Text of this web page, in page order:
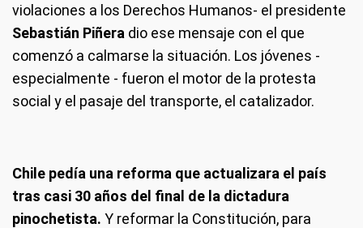
violaciones a los Derechos Humanos- el presidente
Sebastián Piñera dio ese mensaje con el que
comenzó a calmarse la situación. Los jóvenes -
especialmente - fueron el motor de la protesta
social y el pasaje del transporte, el catalizador.
Chile pedía una reforma que actualizara el país
tras casi 30 años del final de la dictadura
pinochetista. Y reformar la Constitución, para